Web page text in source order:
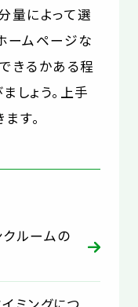
量によって選
ームページな
きるかある程
しょう。上手
す。
ルームの